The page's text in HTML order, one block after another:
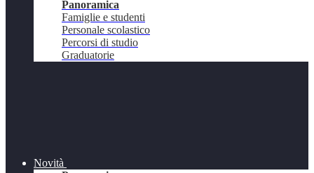
Panoramica
Famiglie e studenti
Personale scolastico
Percorsi di studio
Graduatorie
Novità